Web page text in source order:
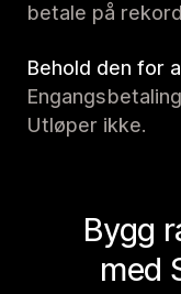
betale på
Behold den for
Utløper ikke.
Bygg
med